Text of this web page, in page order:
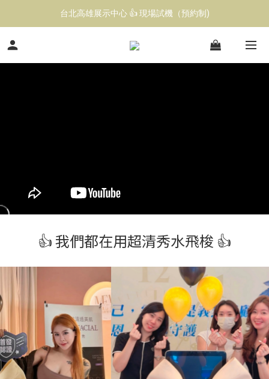
立即點擊 ➡️ 前往LINE@預約 美容儀器試機
台北高雄展示中心 👍 現場試機（預約制)
立即點擊 ➡️ 前往LINE@預約 美容儀器試機
👍 我們都在用超清秀水飛梭 👍